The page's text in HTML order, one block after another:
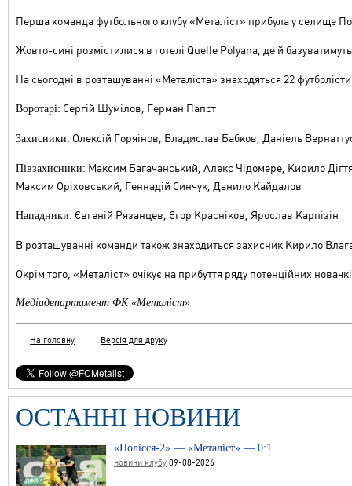
Перша команда футбольного клубу «Металіст» прибула у селище
Жовто-сині розмістилися в готелі Quelle Polyana, де й
На сьогодні в розташуванні «Металіста» знаходяться 22
Воротарі: Сергій Шумілов, Герман Папст
Захисники: Олексій Горяінов, Владислав Бабков, Даніель
Півзахисники: Максим Багачанський, Алекс Чідомере, Кирило
Максим Оріховський, Геннадій Синчук, Данило Кайдалов
Нападники: Євгеній Рязанцев, Єгор Красніков, Ярослав Карпізін
В розташуванні команди також знаходиться захисник Кирило
Окрім того, «Металіст» очікує на прибуття ряду потенційних
Медіадепартамент ФК «Металіст»
На головну Версія для друку
ОСТАННІ НОВИНИ
«Полісся-2» — «Металіст» — 0:1
новини клубу 09-08-2026